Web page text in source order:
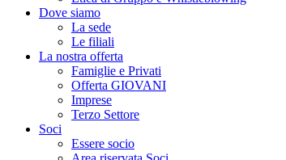
Dove siamo
La sede
Le filiali
La nostra offerta
Famiglie e Privati
Offerta GIOVANI
Imprese
Terzo Settore
Soci
Essere socio